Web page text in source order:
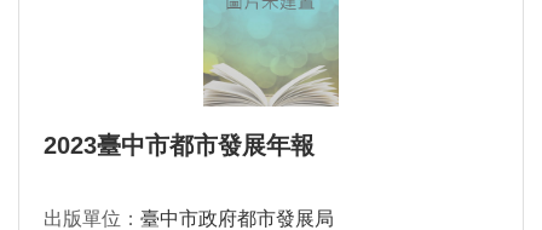
2023臺中市都市發展年報
出版單位： 臺中市政府都市發展局